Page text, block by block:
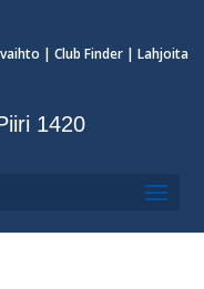
| Club Finder | Lahjoita
1420